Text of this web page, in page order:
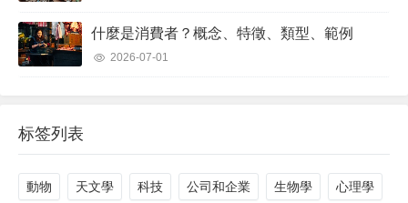
什麼是消費者？概念、特徵、類型、範例
2026-07-01
标签列表
動物 天文學 科技 公司和企業 生物學 心理學